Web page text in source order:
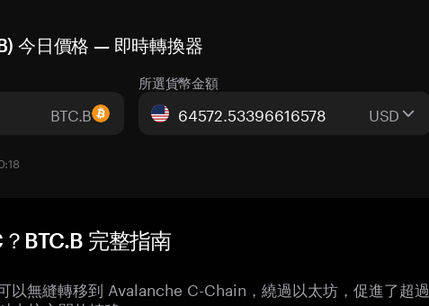
今日價格 — 即時轉換器
BTC.B
所選貨幣金額
USD
BTC.B 完整指南
無縫轉移到 Avalanche C-Chain，繞過以太坊，促進了超過